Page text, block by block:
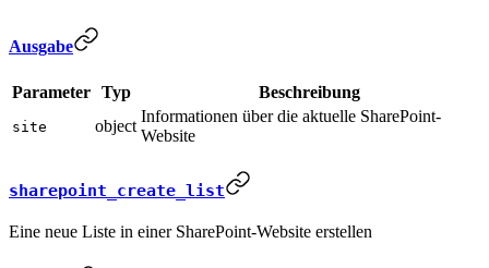
Ausgabe
Parameter Typ Beschreibung
site object
Informationen über die aktuelle SharePoint-
Website
sharepoint_create_list
Eine neue Liste in einer SharePoint-Website erstellen